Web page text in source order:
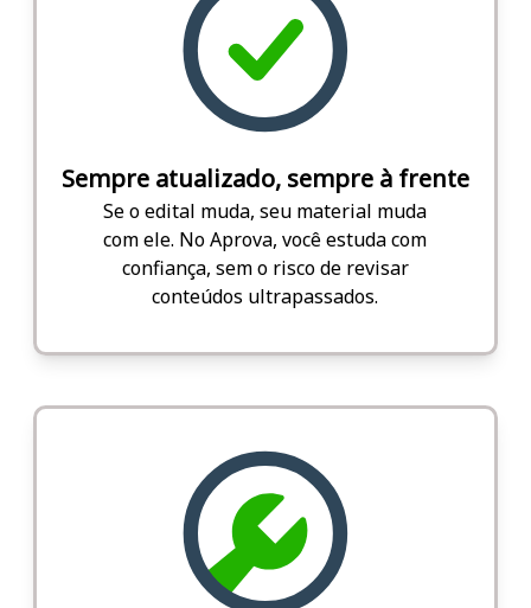
Sempre atualizado, sempre à frente
Se o edital muda, seu material muda
com ele. No Aprova, você estuda com
confiança, sem o risco de revisar
conteúdos ultrapassados.